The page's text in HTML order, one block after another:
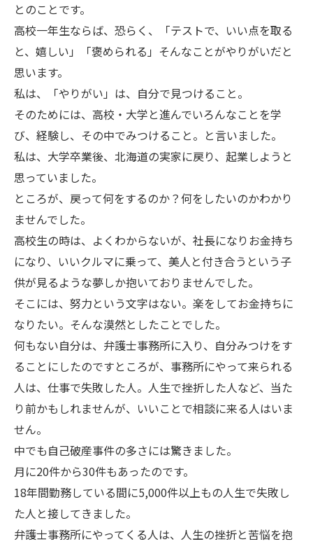
とのことです。
高校一年生ならば、恐らく、「テストで、いい点を取る
と、嬉しい」「褒められる」そんなことがやりがいだと
思います。
私は、「やりがい」は、自分で見つけること。
そのためには、高校・大学と進んでいろんなことを学
び、経験し、その中でみつけること。と言いました。
私は、大学卒業後、北海道の実家に戻り、起業しようと
思っていました。
ところが、戻って何をするのか？何をしたいのかわかり
ませんでした。
高校生の時は、よくわからないが、社長になりお金持ち
になり、いいクルマに乗って、美人と付き合うという子
供が見るような夢しか抱いておりませんでした。
そこには、努力という文字はない。楽をしてお金持ちに
なりたい。そんな漠然としたことでした。
何もない自分は、弁護士事務所に入り、自分みつけをす
ることにしたのですところが、事務所にやって来られる
人は、仕事で失敗した人。人生で挫折した人など、当た
り前かもしれませんが、いいことで相談に来る人はいま
せん。
中でも自己破産事件の多さには驚きました。
月に20件から30件もあったのです。
18年間勤務している間に5,000件以上もの人生で失敗し
た人と接してきました。
弁護士事務所にやってくる人は、人生の挫折と苦悩を抱